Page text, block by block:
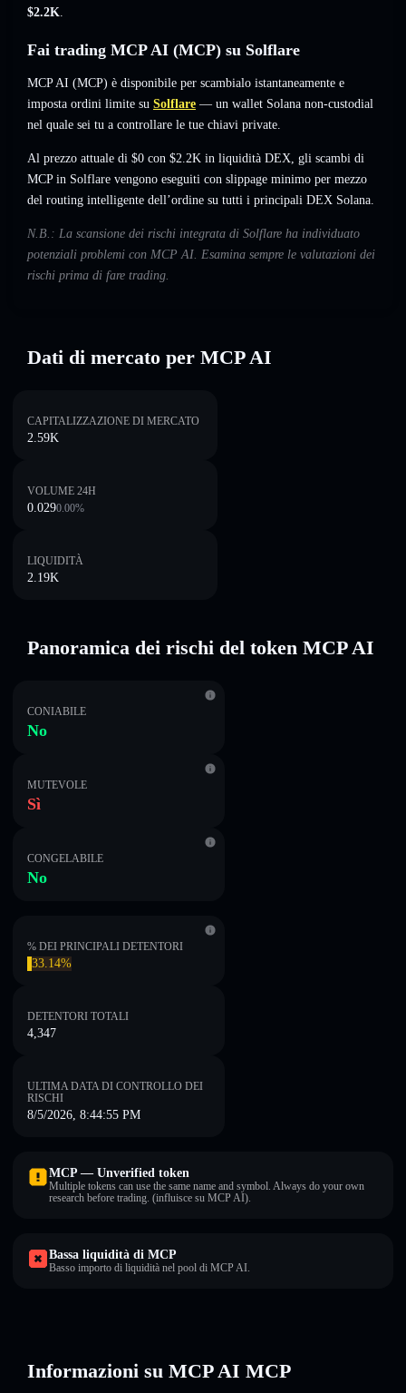
$2.2K.
Fai trading MCP AI (MCP) su Solflare
MCP AI (MCP) è disponibile per scambialo istantaneamente e
imposta ordini limite su Solflare — un wallet Solana non-custodial
nel quale sei tu a controllare le tue chiavi private.
Al prezzo attuale di $0 con $2.2K in liquidità DEX, gli scambi di
MCP in Solflare vengono eseguiti con slippage minimo per mezzo
del routing intelligente dell’ordine su tutti i principali DEX Solana.
N.B.: La scansione dei rischi integrata di Solflare ha individuato
potenziali problemi con MCP AI. Esamina sempre le valutazioni dei
rischi prima di fare trading.
Dati di mercato per MCP AI
CAPITALIZZAZIONE DI MERCATO
2.59K
VOLUME 24H
0.0290.00%
LIQUIDITÀ
2.19K
Panoramica dei rischi del token MCP AI
CONIABILE
No
MUTEVOLE
Sì
CONGELABILE
No
% DEI PRINCIPALI DETENTORI
33.14%
DETENTORI TOTALI
4,347
ULTIMA DATA DI CONTROLLO DEI
RISCHI
8/5/2026, 8:44:55 PM
MCP — Unverified token
Multiple tokens can use the same name and symbol. Always do your own
research before trading. (influisce su MCP AI).
Bassa liquidità di MCP
Basso importo di liquidità nel pool di MCP AI.
Informazioni su MCP AI MCP